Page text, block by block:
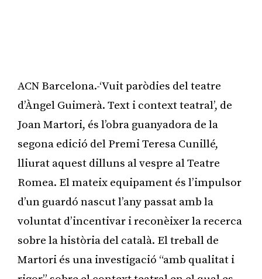
ACN Barcelona.-‘Vuit paròdies del teatre
d’Àngel Guimerà. Text i context teatral’, de
Joan Martori, és l’obra guanyadora de la
segona edició del Premi Teresa Cunillé,
lliurat aquest dilluns al vespre al Teatre
Romea. El mateix equipament és l’impulsor
d’un guardó nascut l’any passat amb la
voluntat d’incentivar i reconèixer la recerca
sobre la història del català. El treball de
Martori és una investigació “amb qualitat i